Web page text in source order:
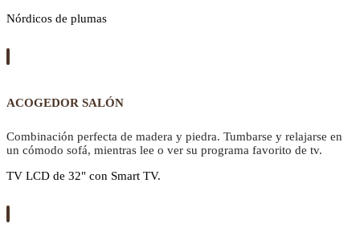
Nórdicos de plumas
ACOGEDOR SALÓN
Combinación perfecta de madera y piedra. Tumbarse y relajarse en
un cómodo sofá, mientras lee o ver su programa favorito de tv.
TV LCD de 32" con Smart TV.